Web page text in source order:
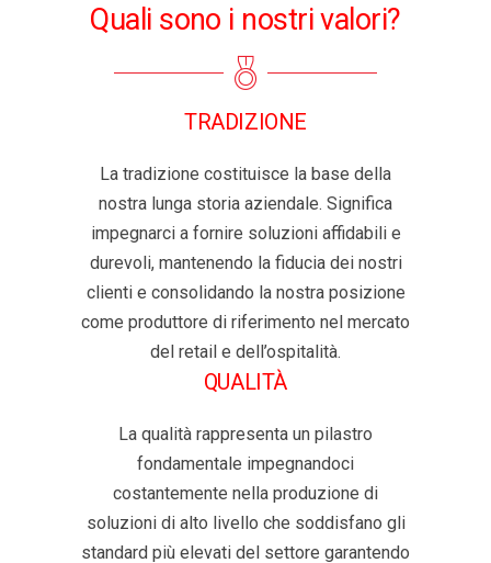
Quali sono i nostri valori?
TRADIZIONE
La tradizione costituisce la base della
nostra lunga storia aziendale. Significa
impegnarci a fornire soluzioni affidabili e
durevoli, mantenendo la fiducia dei nostri
clienti e consolidando la nostra posizione
come produttore di riferimento nel mercato
del retail e dell’ospitalità.
QUALITÀ
La qualità rappresenta un pilastro
fondamentale impegnandoci
costantemente nella produzione di
soluzioni di alto livello che soddisfano gli
standard più elevati del settore garantendo